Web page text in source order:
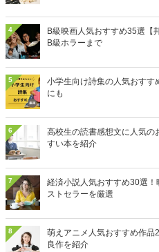
4
B級映画人気おすすめ35選【
B級ホラーまで
5
小学生向け詩集の人気おすす
にも
6
高校生の読書感想文に人気の
すい本を紹介
7
経済小説人気おすすめ30選
ストセラーを厳選
8
萌えアニメ人気おすすめ作品
良作を紹介